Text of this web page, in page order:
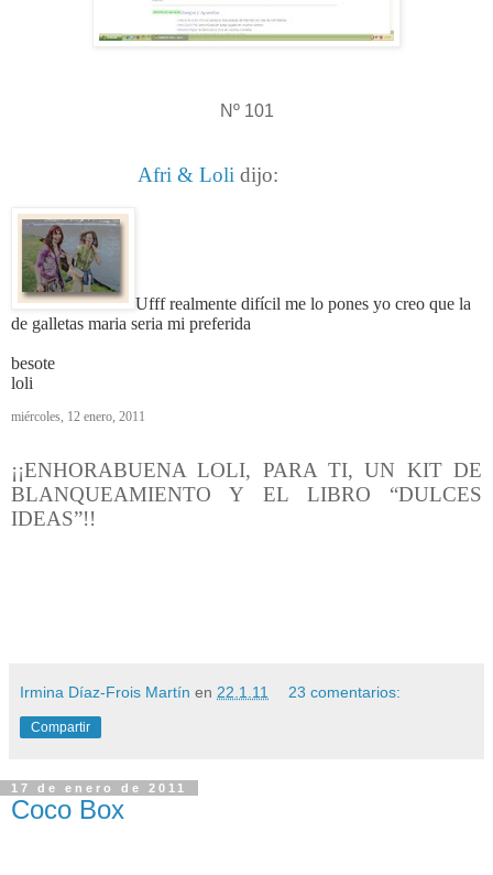
Nº 101
Afri & Loli dijo:
Ufff realmente difícil me lo pones yo creo que la
de galletas maria seria mi preferida
besote
loli
miércoles, 12 enero, 2011
¡¡ENHORABUENA LOLI, PARA TI, UN KIT DE
BLANQUEAMIENTO Y EL LIBRO “DULCES
IDEAS”!!
Irmina Díaz-Frois Martín en 22.1.11 23 comentarios:
Compartir
17 de enero de 2011
Coco Box